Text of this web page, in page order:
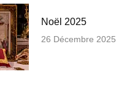
Noël 2025
26 Décembre 2025